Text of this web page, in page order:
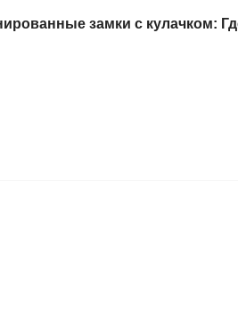
замки с кулачком: